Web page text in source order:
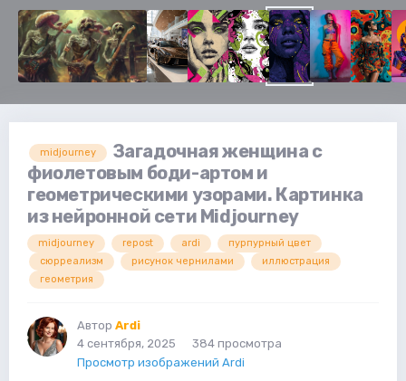
midjourney
Загадочная женщина с
фиолетовым боди-артом и
геометрическими узорами. Картинка
из нейронной сети Midjourney
midjourney repost ardi
пурпурный цвет
сюрреализм
рисунок чернилами
иллюстрация
геометрия
Автор Ardi
4 сентября, 2025
384 просмотра
Просмотр изображений Ardi